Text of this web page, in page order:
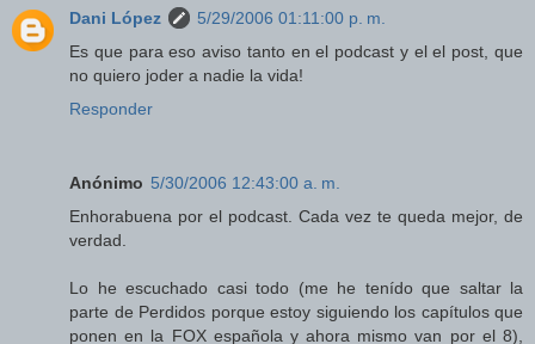
Dani López
5/29/2006 01:11:00 p. m.
Es que para eso aviso tanto en el podcast y el el post, que
no quiero joder a nadie la vida!
Responder
Anónimo 5/30/2006 12:43:00 a. m.
Enhorabuena por el podcast. Cada vez te queda mejor, de
verdad.
Lo he escuchado casi todo (me he tenído que saltar la
parte de Perdidos porque estoy siguiendo los capítulos que
ponen en la FOX española y ahora mismo van por el 8),